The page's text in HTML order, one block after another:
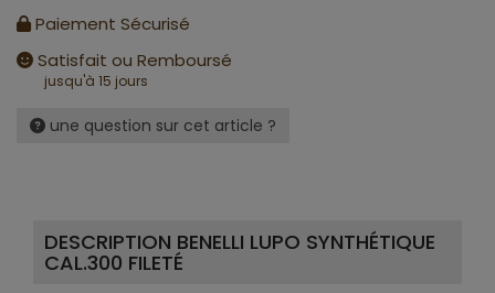
Paiement Sécurisé
Satisfait ou Remboursé
jusqu'à 15 jours
une question sur cet article ?
DESCRIPTION BENELLI LUPO SYNTHÉTIQUE
CAL.300 FILETÉ